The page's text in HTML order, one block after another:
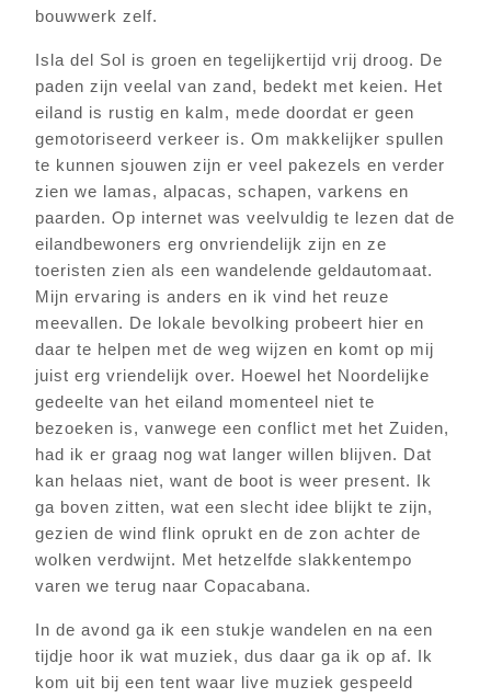
bouwwerk zelf.
Isla del Sol is groen en tegelijkertijd vrij droog. De
paden zijn veelal van zand, bedekt met keien. Het
eiland is rustig en kalm, mede doordat er geen
gemotoriseerd verkeer is. Om makkelijker spullen
te kunnen sjouwen zijn er veel pakezels en verder
zien we lamas, alpacas, schapen, varkens en
paarden. Op internet was veelvuldig te lezen dat de
eilandbewoners erg onvriendelijk zijn en ze
toeristen zien als een wandelende geldautomaat.
Mijn ervaring is anders en ik vind het reuze
meevallen. De lokale bevolking probeert hier en
daar te helpen met de weg wijzen en komt op mij
juist erg vriendelijk over. Hoewel het Noordelijke
gedeelte van het eiland momenteel niet te
bezoeken is, vanwege een conflict met het Zuiden,
had ik er graag nog wat langer willen blijven. Dat
kan helaas niet, want de boot is weer present. Ik
ga boven zitten, wat een slecht idee blijkt te zijn,
gezien de wind flink oprukt en de zon achter de
wolken verdwijnt. Met hetzelfde slakkentempo
varen we terug naar Copacabana.
In de avond ga ik een stukje wandelen en na een
tijdje hoor ik wat muziek, dus daar ga ik op af. Ik
kom uit bij een tent waar live muziek gespeeld